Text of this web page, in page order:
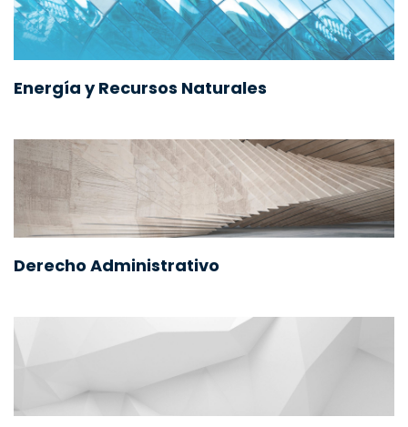
Energía y Recursos Naturales
Derecho Administrativo